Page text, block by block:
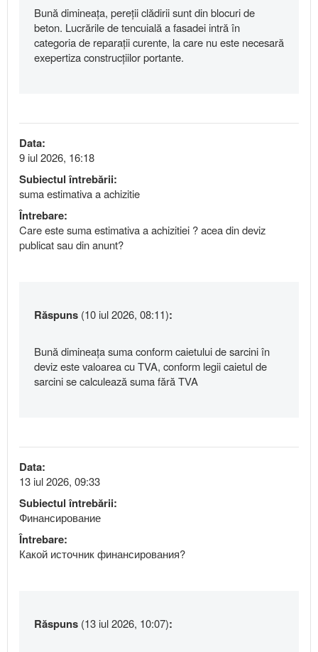
Bună dimineața, pereții clădirii sunt din blocuri de
beton. Lucrările de tencuială a fasadei intră în
categoria de reparații curente, la care nu este necesară
exepertiza construcțiilor portante.
Data:
9 iul 2026, 16:18
Subiectul întrebării:
suma estimativa a achizitie
Întrebare:
Care este suma estimativa a achizitiei ? acea din deviz
publicat sau din anunt?
Răspuns (10 iul 2026, 08:11):
Bună dimineața suma conform caietului de sarcini în
deviz este valoarea cu TVA, conform legii caietul de
sarcini se calculează suma fără TVA
Data:
13 iul 2026, 09:33
Subiectul întrebării:
Финансирование
Întrebare:
Какой источник финансирования?
Răspuns (13 iul 2026, 10:07):